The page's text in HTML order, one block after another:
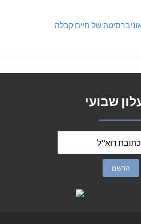
של חיים קבלה
שבועי